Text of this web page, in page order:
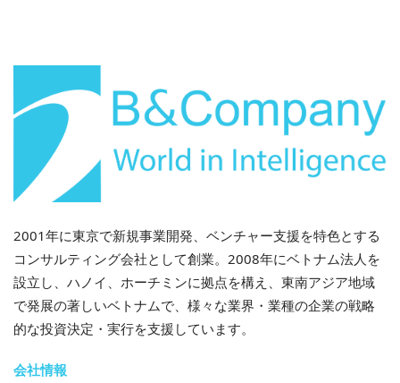
対する国民の意識が高まる中で、未開拓の市場がかなり
大きいことを浮き彫りにしています。成人および高齢者
向けの予防接種サービスを拡大することで、十分なサー
ビスが提供されていない巨大な市場を開拓し、民間事業
者の利益率を大幅に向上させる可能性があります。
都市部の中流階級がプレミアムワクチンサービスの
需要を牽引
ホーチミン市やハノイ市などの都市では、所得の増加と
都市化が進み、基本的な予防接種からプレミアムなワク
チン接種体験への移行が加速しています。都市部の消費
の選択肢を期待しています。オンライン予約、電子ワク
2001年に東京で新規事業開発、ベンチャー支援を特色とする
コンサルティング会社として創業。2008年にベトナム法人を
設立し、ハノイ、ホーチミンに拠点を構え、東南アジア地域
で発展の著しいベトナムで、様々な業界・業種の企業の戦略
的な投資決定・実行を支援しています。
会社情報